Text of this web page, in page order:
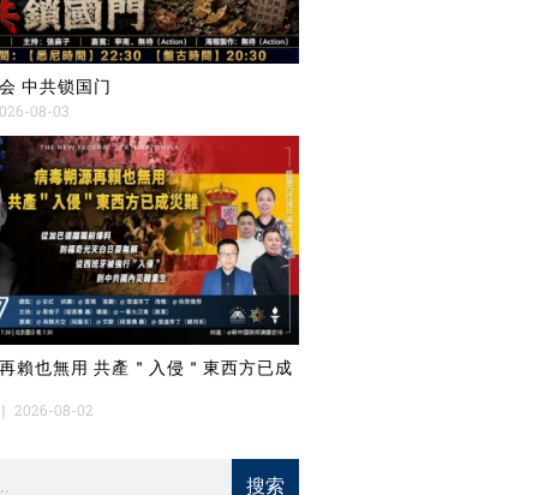
中共锁国门
08-03
賴也無用 共產＂入侵＂東西方已成
2026-08-02
搜索